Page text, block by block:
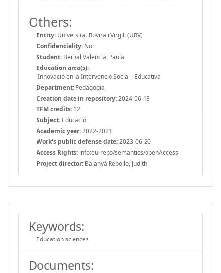
Others:
Entity: Universitat Rovira i Virgili (URV)
Confidenciality: No
Student: Bernal Valencia, Paula
Education area(s):
Innovació en la Intervenció Social i Educativa
Department: Pedagogia
Creation date in repository:2024-06-13
TFM credits: 12
Subject: Educació
Academic year:2022-2023
Work's public defense date:2023-06-20
Access Rights: info:eu-repo/semantics/openAccess
Project director: Balanyá Rebollo, Judith
Keywords:
Education sciences
Documents: